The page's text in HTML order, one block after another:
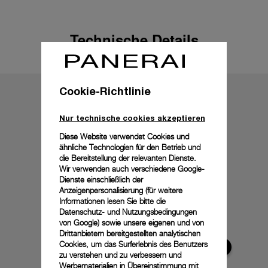
Technische Details
Cookie-Richtlinie
Nur technische cookies akzeptieren
Diese Website verwendet Cookies und
ähnliche Technologien für den Betrieb und
die Bereitstellung der relevanten Dienste.
Wir verwenden auch verschiedene Google-
Dienste einschließlich der
Anzeigenpersonalisierung (für weitere
Informationen lesen Sie bitte die
Datenschutz- und Nutzungsbedingungen
von Google) sowie unsere eigenen und von
Drittanbietern bereitgestellten analytischen
Cookies, um das Surferlebnis des Benutzers
zu verstehen und zu verbessern und
Werbematerialien in Übereinstimmung mit